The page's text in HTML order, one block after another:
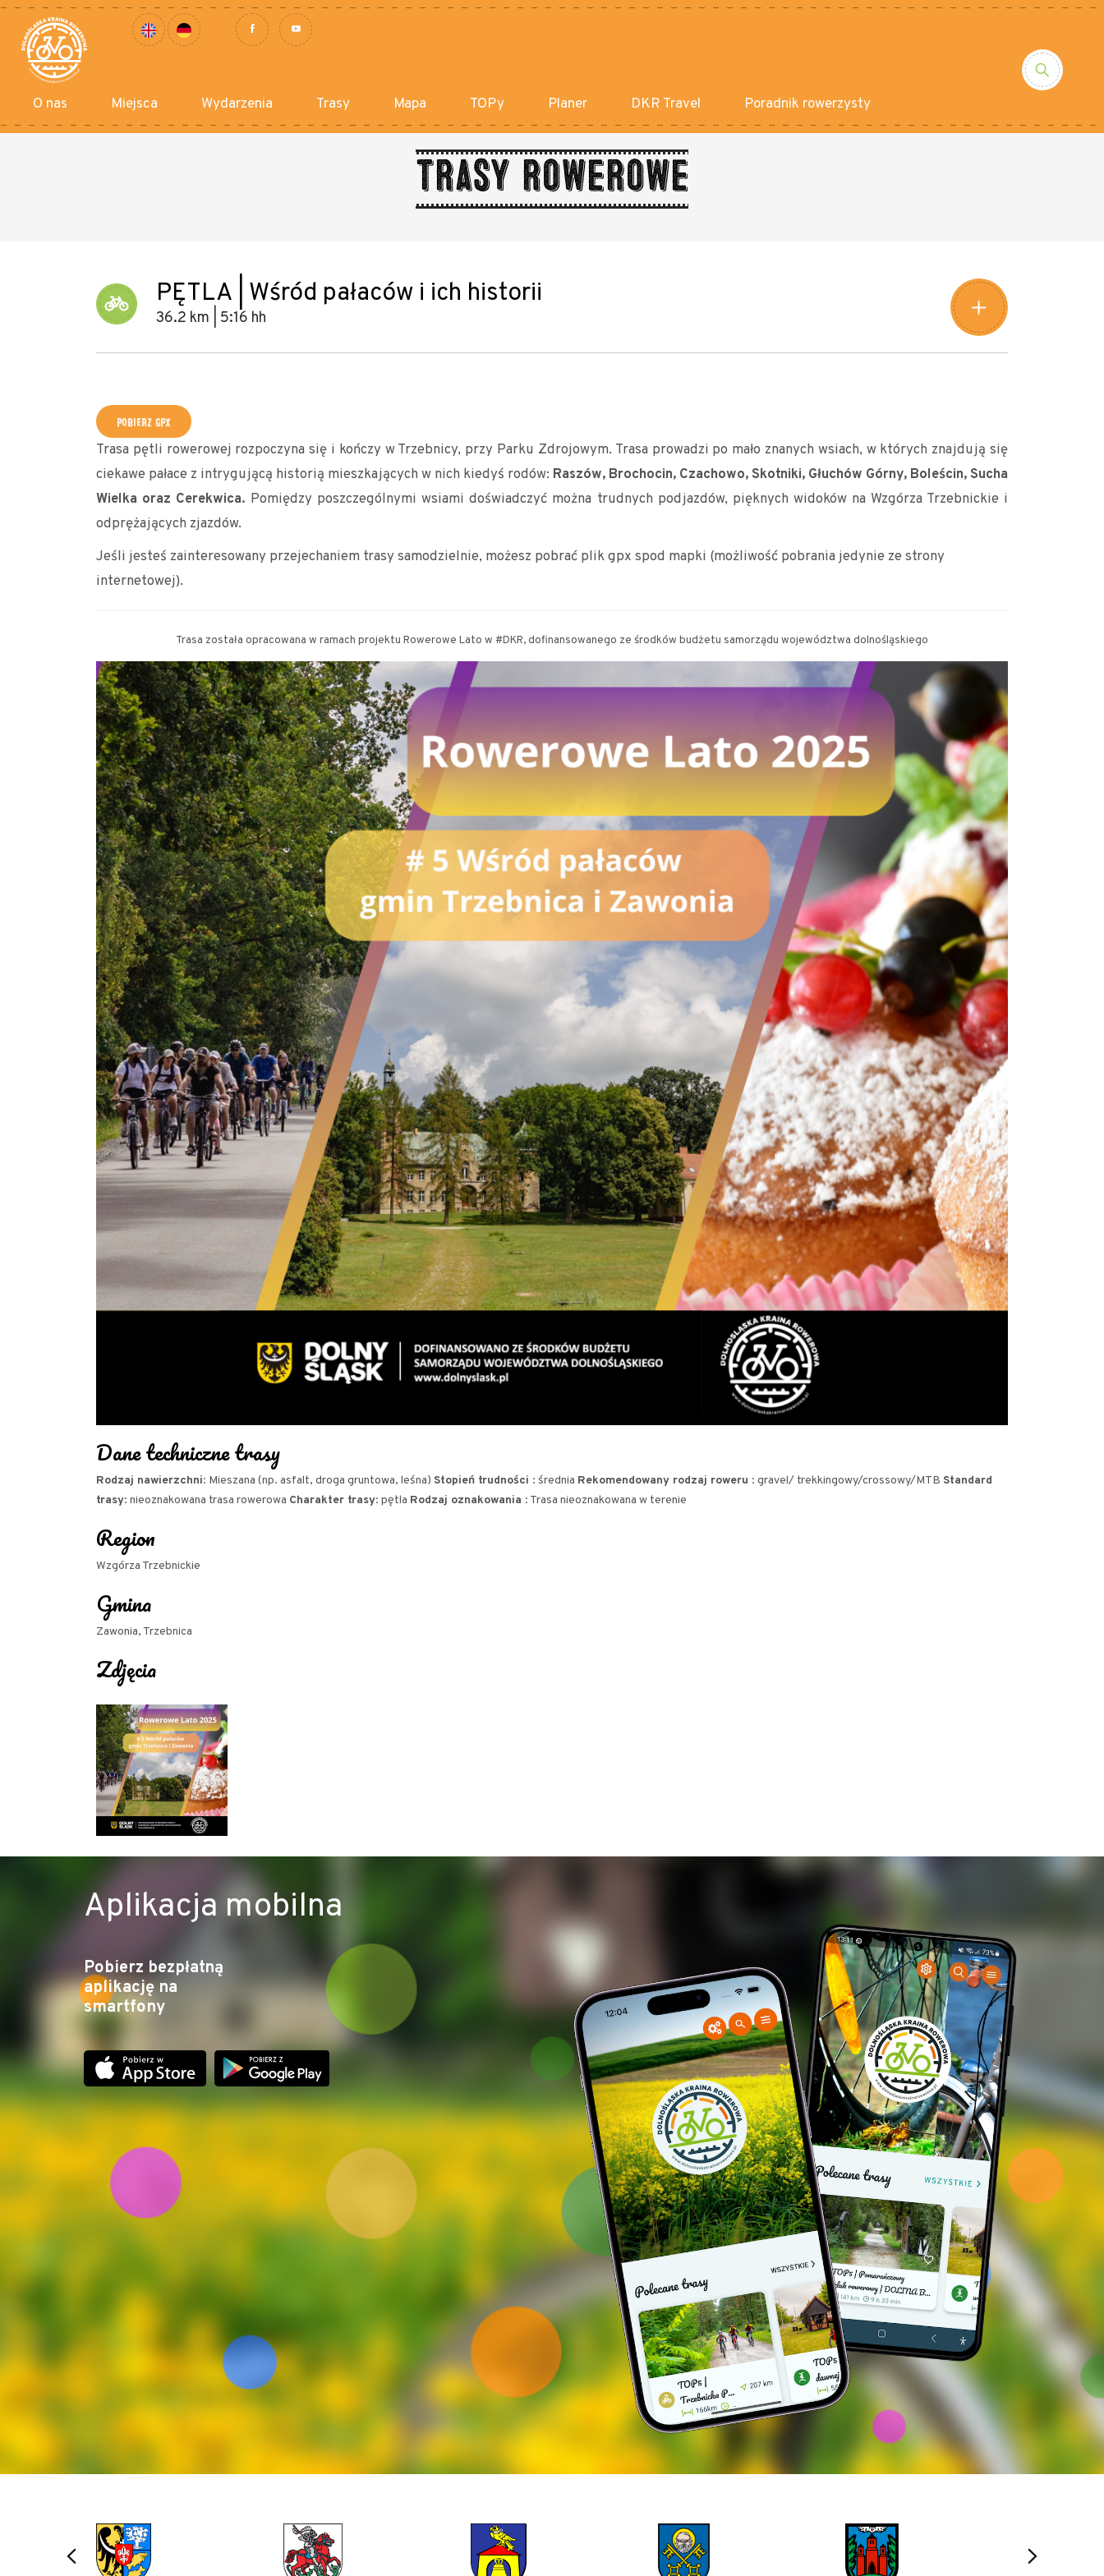
O nas Miejsca Wydarzenia Trasy Mapa TOPy Planer DKR Travel Poradnik rowerzysty
Trasy rowerowe
PĘTLA | Wśród pałaców i ich historii
36.2 km | 5:16 hh
+
−
POBIERZ GPX
Trasa pętli rowerowej rozpoczyna się i kończy w Trzebnicy, przy Parku Zdrojowym. Trasa prowadzi po mało znanych wsiach, w których znajdują się
ciekawe pałace z intrygującą historią mieszkających w nich kiedyś rodów: Raszów, Brochocin, Czachowo, Skotniki, Głuchów Górny, Boleścin, Sucha
Wielka oraz Cerekwica. Pomiędzy poszczególnymi wsiami doświadczyć można trudnych podjazdów, pięknych widoków na Wzgórza Trzebnickie i
odprężających zjazdów.
Jeśli jesteś zainteresowany przejechaniem trasy samodzielnie, możesz pobrać plik gpx spod mapki (możliwość pobrania jedynie ze strony
internetowej).
Trasa została opracowana w ramach projektu Rowerowe Lato w #DKR, dofinansowanego ze środków budżetu samorządu województwa dolnośląskiego
Dane techniczne trasy
Rodzaj nawierzchni: Mieszana (np. asfalt, droga gruntowa, leśna) Stopień trudności : średnia Rekomendowany rodzaj roweru : gravel/ trekkingowy/crossowy/MTB Standard
trasy: nieoznakowana trasa rowerowa Charakter trasy: pętla Rodzaj oznakowania : Trasa nieoznakowana w terenie
Region
Wzgórza Trzebnickie
Gmina
Zawonia, Trzebnica
Zdjęcia
Aplikacja mobilna
Pobierz bezpłatną
aplikację na
smartfony